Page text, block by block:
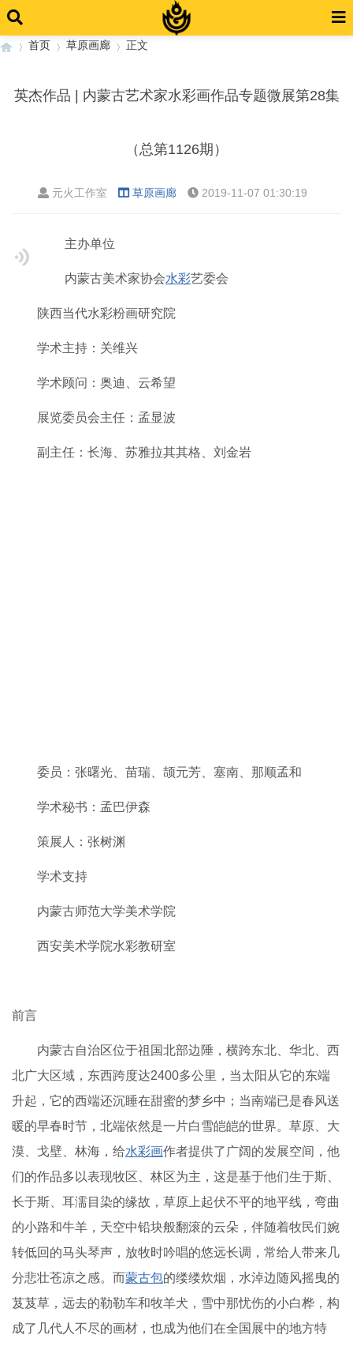
首页 草原画廊 正文
英杰作品 | 内蒙古艺术家水彩画作品专题微展第28集
（总第1126期）
元火工作室 草原画廊 2019-11-07 01:30:19
主办单位
内蒙古美术家协会水彩艺委会
陕西当代水彩粉画研究院
学术主持：关维兴
学术顾问：奥迪、云希望
展览委员会主任：孟显波
副主任：长海、苏雅拉其其格、刘金岩
委员：张曙光、苗瑞、颉元芳、塞南、那顺孟和
学术秘书：孟巴伊森
策展人：张树渊
学术支持
内蒙古师范大学美术学院
西安美术学院水彩教研室
前言
内蒙古自治区位于祖国北部边陲，横跨东北、华北、西
北广大区域，东西跨度达2400多公里，当太阳从它的东端
升起，它的西端还沉睡在甜蜜的梦乡中；当南端已是春风送
暖的早春时节，北端依然是一片白雪皑皑的世界。草原、大
漠、戈壁、林海，给水彩画作者提供了广阔的发展空间，他
们的作品多以表现牧区、林区为主，这是基于他们生于斯、
长于斯、耳濡目染的缘故，草原上起伏不平的地平线，弯曲
的小路和牛羊，天空中铅块般翻滚的云朵，伴随着牧民们婉
转低回的马头琴声，放牧时吟唱的悠远长调，常给人带来几
分悲壮苍凉之感。而蒙古包的缕缕炊烟，水淖边随风摇曳的
芨芨草，远去的勒勒车和牧羊犬，雪中那忧伤的小白桦，构
成了几代人不尽的画材，也成为他们在全国展中的地方特